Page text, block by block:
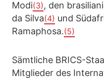
Modi(3) , den
da Silva(4) und
Ramaphosa.(5)
Sämtliche BRICS-
Mitglieder des